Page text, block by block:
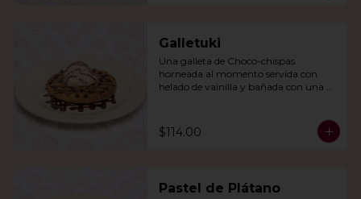
Galletuki
Una galleta de Choco-chispas
horneada al momento servida con
helado de vainilla y bañada con una
$114.00
Pastel de Plátano